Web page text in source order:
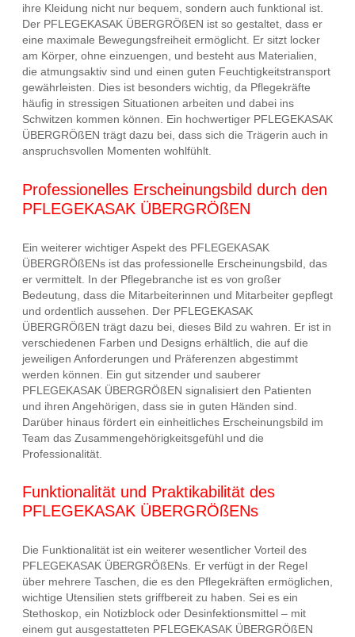
ihre Kleidung nicht nur bequem, sondern auch funktional ist.
Der PFLEGEKASAK ÜBERGRÖßEN ist so gestaltet, dass er
eine maximale Bewegungsfreiheit ermöglicht. Er sitzt locker
am Körper, ohne einzuengen, und besteht aus Materialien,
die atmungsaktiv sind und einen guten Feuchtigkeitstransport
gewährleisten. Dies ist besonders wichtig, da Pflegekräfte
häufig in stressigen Situationen arbeiten und dabei ins
Schwitzen kommen können. Ein hochwertiger PFLEGEKASAK
ÜBERGRÖßEN trägt dazu bei, dass sich die Trägerin auch in
anspruchsvollen Momenten wohlfühlt.
Professionelles Erscheinungsbild durch den
PFLEGEKASAK ÜBERGRÖßEN
Ein weiterer wichtiger Aspekt des PFLEGEKASAK
ÜBERGRÖßENs ist das professionelle Erscheinungsbild, das
er vermittelt. In der Pflegebranche ist es von großer
Bedeutung, dass die Mitarbeiterinnen und Mitarbeiter gepflegt
und ordentlich aussehen. Der PFLEGEKASAK
ÜBERGRÖßEN trägt dazu bei, dieses Bild zu wahren. Er ist in
verschiedenen Farben und Designs erhältlich, die auf die
jeweiligen Anforderungen und Präferenzen abgestimmt
werden können. Ein gut sitzender und sauberer
PFLEGEKASAK ÜBERGRÖßEN signalisiert den Patienten
und ihren Angehörigen, dass sie in guten Händen sind.
Darüber hinaus fördert ein einheitliches Erscheinungsbild im
Team das Zusammengehörigkeitsgefühl und die
Professionalität.
Funktionalität und Praktikabilität des
PFLEGEKASAK ÜBERGRÖßENs
Die Funktionalität ist ein weiterer wesentlicher Vorteil des
PFLEGEKASAK ÜBERGRÖßENs. Er verfügt in der Regel
über mehrere Taschen, die es den Pflegekräften ermöglichen,
wichtige Utensilien stets griffbereit zu haben. Sei es ein
Stethoskop, ein Notizblock oder Desinfektionsmittel – mit
einem gut ausgestatteten PFLEGEKASAK ÜBERGRÖßEN